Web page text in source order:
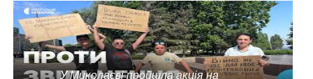
У Миколаєві пройшла акція на